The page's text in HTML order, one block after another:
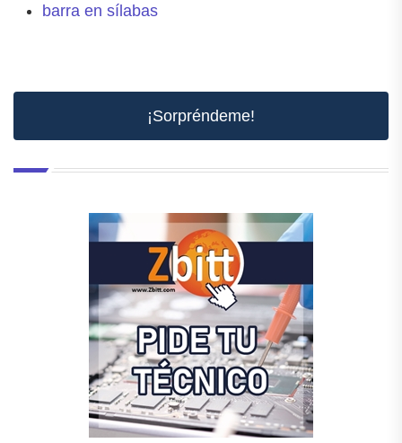
barra en sílabas
¡Sorpréndeme!